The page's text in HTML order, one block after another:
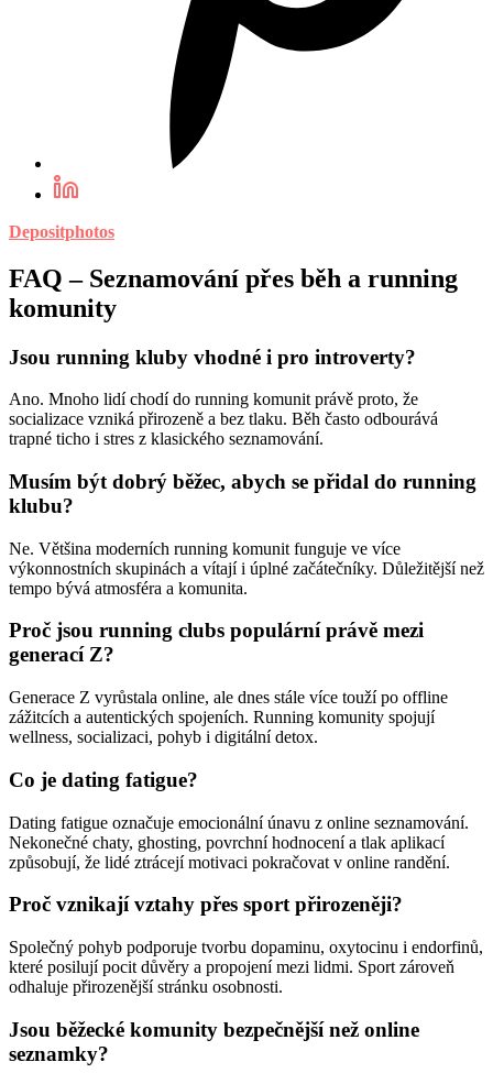
Depositphotos
FAQ – Seznamování přes běh a running
komunity
Jsou running kluby vhodné i pro introverty?
Ano. Mnoho lidí chodí do running komunit právě proto, že
socializace vzniká přirozeně a bez tlaku. Běh často odbourává
trapné ticho i stres z klasického seznamování.
Musím být dobrý běžec, abych se přidal do running
klubu?
Ne. Většina moderních running komunit funguje ve více
výkonnostních skupinách a vítají i úplné začátečníky. Důležitější než
tempo bývá atmosféra a komunita.
Proč jsou running clubs populární právě mezi
generací Z?
Generace Z vyrůstala online, ale dnes stále více touží po offline
zážitcích a autentických spojeních. Running komunity spojují
wellness, socializaci, pohyb i digitální detox.
Co je dating fatigue?
Dating fatigue označuje emocionální únavu z online seznamování.
Nekonečné chaty, ghosting, povrchní hodnocení a tlak aplikací
způsobují, že lidé ztrácejí motivaci pokračovat v online randění.
Proč vznikají vztahy přes sport přirozeněji?
Společný pohyb podporuje tvorbu dopaminu, oxytocinu i endorfinů,
které posilují pocit důvěry a propojení mezi lidmi. Sport zároveň
odhaluje přirozenější stránku osobnosti.
Jsou běžecké komunity bezpečnější než online
seznamky?